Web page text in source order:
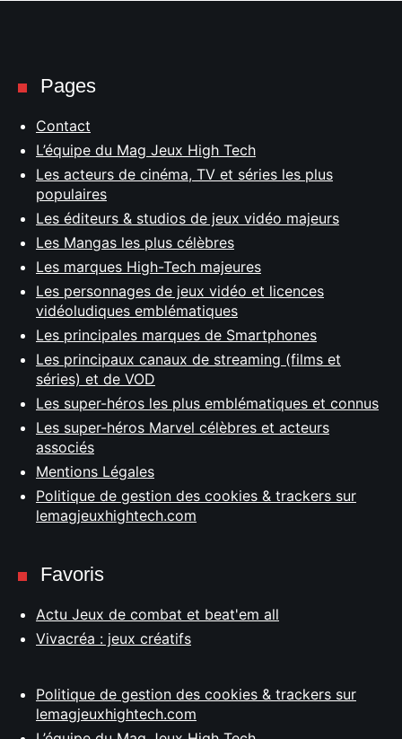
Pages
Contact
L’équipe du Mag Jeux High Tech
Les acteurs de cinéma, TV et séries les plus
populaires
Les éditeurs & studios de jeux vidéo majeurs
Les Mangas les plus célèbres
Les marques High-Tech majeures
Les personnages de jeux vidéo et licences
vidéoludiques emblématiques
Les principales marques de Smartphones
Les principaux canaux de streaming (films et
séries) et de VOD
Les super-héros les plus emblématiques et connus
Les super-héros Marvel célèbres et acteurs
associés
Mentions Légales
Politique de gestion des cookies & trackers sur
lemagjeuxhightech.com
Favoris
Actu Jeux de combat et beat'em all
Vivacréa : jeux créatifs
Politique de gestion des cookies & trackers sur
lemagjeuxhightech.com